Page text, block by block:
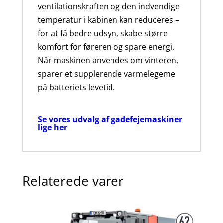
ventilationskraften og den indvendige
temperatur i kabinen kan reduceres –
for at få bedre udsyn, skabe større
komfort for føreren og spare energi.
Når maskinen anvendes om vinteren,
sparer et supplerende varmelegeme
på batteriets levetid.
Se vores udvalg af gadefejemaskiner
lige her
Relaterede varer